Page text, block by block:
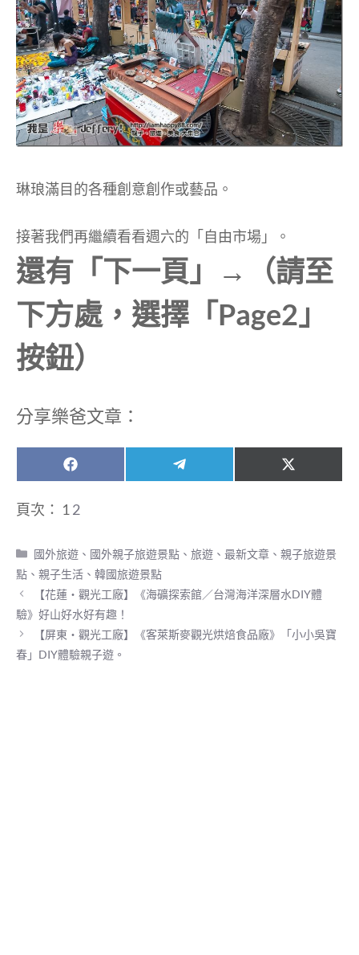
琳琅滿目的各種創意創作或藝品。
接著我們再繼續看看週六的「自由市場」。
還有「下一頁」→（請至
下方處，選擇「Page2」
按鈕）
分享樂爸文章：
Share
on
F
a
e
o
k
Share
on
e
a
Share
on
X
(
t
r
)
頁次： 1 2
分
類
國外旅遊 、 國外親子旅遊景點 、旅遊 、最新文章 、親子旅遊景
點 、 親子生活 、 韓國旅遊景點
【花蓮‧觀光工廠】《海礦探索館／台灣海洋深層水DIY體
驗》好山好水好有趣！
【屏東‧觀光工廠】《客萊斯麥觀光烘焙食品廠》「小小吳寶
春」DIY體驗親子遊。